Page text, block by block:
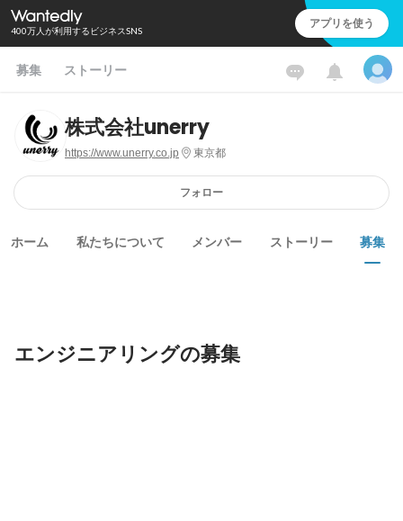
400万人が利用するビジネスSNS アプリを使う
募集 ストーリー
株式会社unerry
https://www.unerry.co.jp 東京都
フォロー
ホーム 私たちについて メンバー ストーリー 募集
エンジニアリングの募集